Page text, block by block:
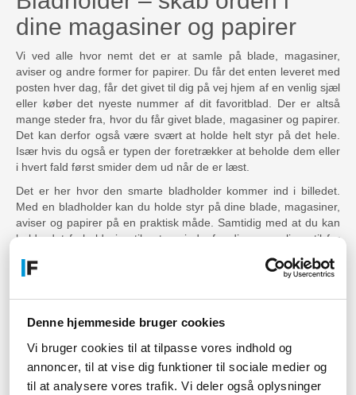
Denne hjemmeside bruger cookies
Vi bruger cookies til at tilpasse vores indhold og
annoncer, til at vise dig funktioner til sociale medier og
til at analysere vores trafik. Vi deler også oplysninger
dine magasiner og papirer
Vi ved alle hvor nemt det er at samle på blade, magasiner,
aviser og andre former for papirer. Du får det enten leveret med
posten hver dag, får det givet til dig på vej hjem af en venlig sjæl
eller køber det nyeste nummer af dit favoritblad. Der er altså
mange steder fra, hvor du får givet blade, magasiner og papirer.
Det kan derfor også være svært at holde helt styr på det hele.
Især hvis du også er typen der foretrækker at beholde dem eller
i hvert fald først smider dem ud når de er læst.
Det er her hvor den smarte bladholder kommer ind i billedet.
Med en bladholder kan du holde styr på dine blade, magasiner,
aviser og papirer på en praktisk måde. Samtidig med at du kan
holde det forholdsvis stilrent og indenfor din personlige stil for
bladholdere og du finder derfor bladholdere lavet af plastik, træ,
nemhed vælge en bladholder du foretrækker og som passer
godt ind i hjemmet eller på kontoret.
Skab orden og overskuelighed med en bladholder fra Føniks.
Find alt til stuen her